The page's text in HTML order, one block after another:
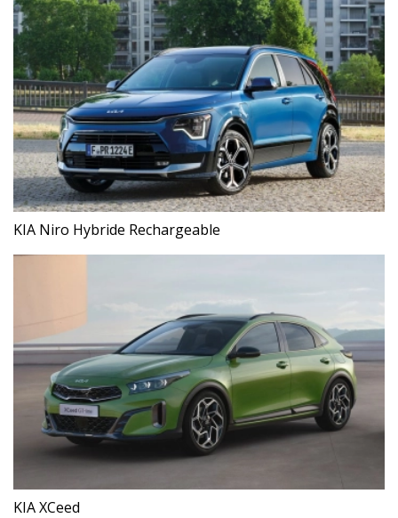
KIA Niro Hybride Rechargeable
KIA XCeed